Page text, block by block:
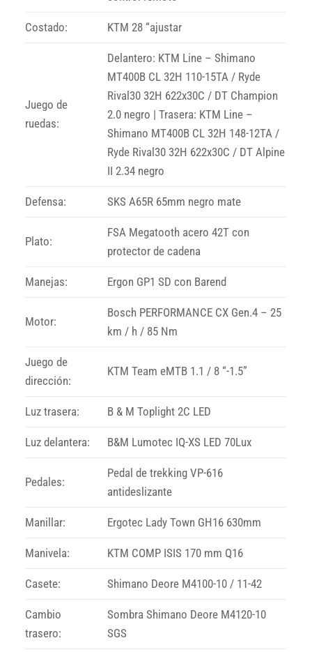
Costado: KTM 28 “ajustar
Juego de
ruedas:
Delantero: KTM Line – Shimano
MT400B CL 32H 110-15TA / Ryde
Rival30 32H 622x30C / DT Champion
2.0 negro | Trasera: KTM Line –
Shimano MT400B CL 32H 148-12TA /
Ryde Rival30 32H 622x30C / DT Alpine
II 2.34 negro
Defensa: SKS A65R 65mm negro mate
Plato:
FSA Megatooth acero 42T con
protector de cadena
Manejas: Ergon GP1 SD con Barend
Motor:
Bosch PERFORMANCE CX Gen.4 – 25
km / h / 85 Nm
Juego de
dirección:
KTM Team eMTB 1.1 / 8 “-1.5”
Luz trasera: B & M Toplight 2C LED
Luz delantera: B&M Lumotec IQ-XS LED 70Lux
Pedales:
Pedal de trekking VP-616
antideslizante
Manillar: Ergotec Lady Town GH16 630mm
Manivela: KTM COMP ISIS 170 mm Q16
Casete: Shimano Deore M4100-10 / 11-42
Cambio
trasero:
Sombra Shimano Deore M4120-10
SGS